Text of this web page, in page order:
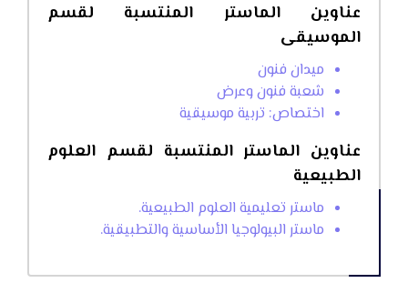
عناوين الماستر المنتسبة لقسم
الموسيقى
ميدان فنون
شعبة فنون وعرض
اختصاص: تربية موسيقية
عناوين الماستر المنتسبة لقسم العلوم
الطبيعية
ماستر تعليمية العلوم الطبيعية.
ماستر البيولوجيا الأساسية والتطبيقية.